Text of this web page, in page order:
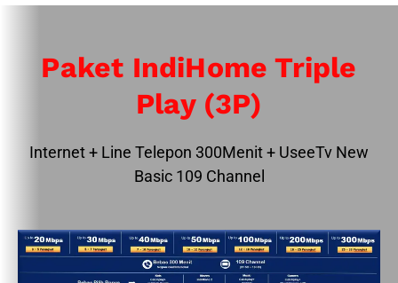
Paket IndiHome Triple
Play (3P)
Internet + Line Telepon 300Menit + UseeTv New
Basic 109 Channel